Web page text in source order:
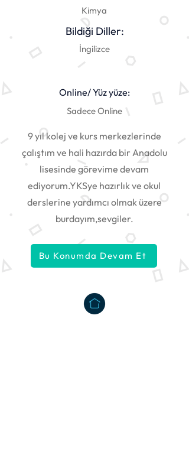
Kimya
Bildiği Diller:
İngilizce
Online/ Yüz yüze:
Sadece Online
9 yıl kolej ve kurs merkezlerinde
çalıştım ve hali hazırda bir Anadolu
lisesinde görevime devam
ediyorum.YKSye hazırlık ve okul
derslerine yardımcı olmak üzere
burdayım,sevgiler.
Bu Konumda Devam Et